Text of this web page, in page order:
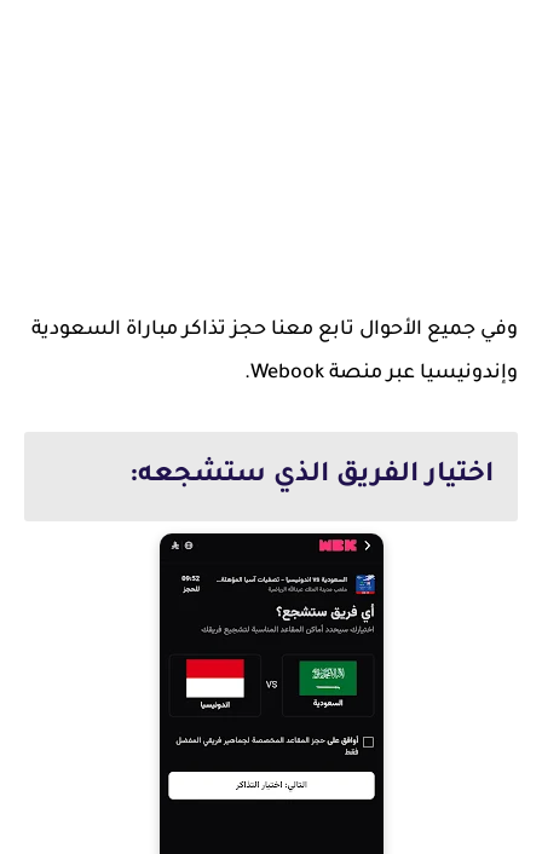
وفي جميع الأحوال تابع معنا حجز تذاكر مباراة السعودية
وإندونيسيا عبر منصة Webook.
اختيار الفريق الذي ستشجعه: